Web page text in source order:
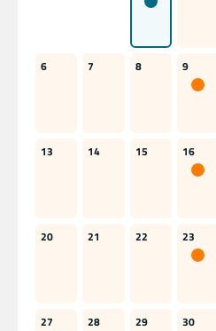
6 7 8 9
13 14 15 16
20 21 22 23
27 28 29 30